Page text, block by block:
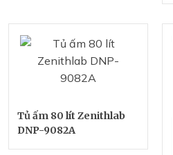
Tủ ấm 80 lít Zenithlab
DNP-9082A